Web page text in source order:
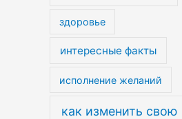
здоровье
интересные факты
исполнение желаний
как изменить свою